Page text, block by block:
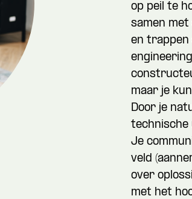
op peil te
samen met
en trappen
maar je
Door je
technische
Je
veld
over
met het